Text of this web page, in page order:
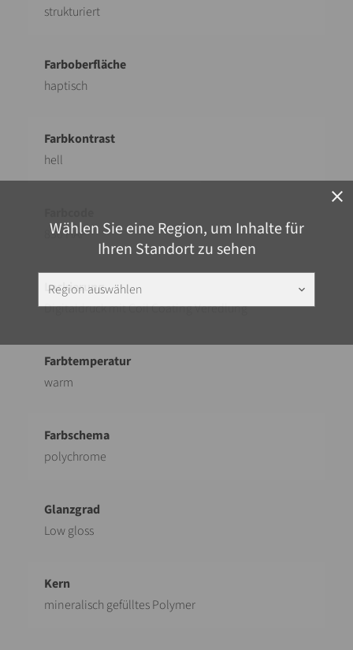
close
Wählen Sie eine Region, um Inhalte für
Ihren Standort zu sehen
Region auswählen keyboard_arrow_down
strukturiert
haptisch
hell
830 HAP
Digitaldruck mit Coil Coating Veredlung
warm
polychrome
Low gloss
mineralisch gefülltes Polymer